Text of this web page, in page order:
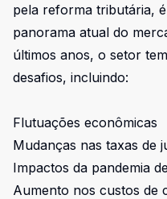
pela reforma tributária,
panorama atual do
últimos anos, o setor
desafios, incluindo:
Flutuações econômicas
Mudanças nas taxas de
Impactos da pandemia
Aumento nos custos de